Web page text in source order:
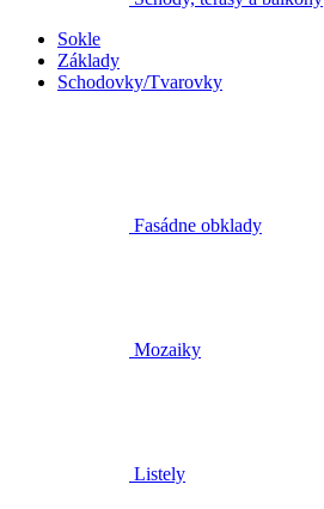
Sokle
Základy
Schodovky/Tvarovky
Fasádne obklady
Mozaiky
Listely